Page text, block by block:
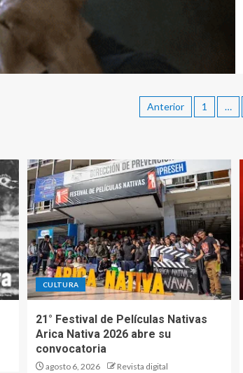
Anterior 1 …
CULTURA
21° Festival de Películas Nativas
Arica Nativa 2026 abre su
convocatoria
agosto 6, 2026 Revista digital